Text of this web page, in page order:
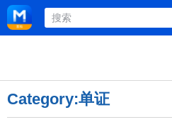
Category:单证